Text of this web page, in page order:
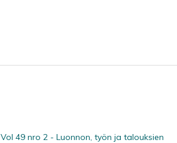
49 nro 2 - Luonnon, työn ja talouksien